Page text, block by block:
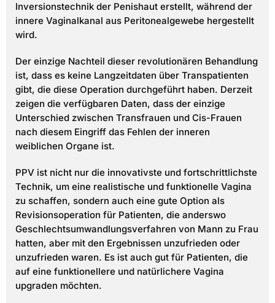
Inversionstechnik der Penishaut erstellt, während der
innere Vaginalkanal aus Peritonealgewebe hergestellt
wird.
Der einzige Nachteil dieser revolutionären Behandlung
ist, dass es keine Langzeitdaten über Transpatienten
gibt, die diese Operation durchgeführt haben. Derzeit
zeigen die verfügbaren Daten, dass der einzige
Unterschied zwischen Transfrauen und Cis-Frauen
nach diesem Eingriff das Fehlen der inneren
weiblichen Organe ist.
PPV ist nicht nur die innovativste und fortschrittlichste
Technik, um eine realistische und funktionelle Vagina
zu schaffen, sondern auch eine gute Option als
Revisionsoperation für Patienten, die anderswo
Geschlechtsumwandlungsverfahren von Mann zu Frau
hatten, aber mit den Ergebnissen unzufrieden oder
unzufrieden waren. Es ist auch gut für Patienten, die
auf eine funktionellere und natürlichere Vagina
upgraden möchten.